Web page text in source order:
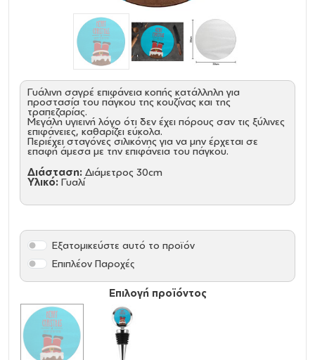
Γυάλινη σαγρέ επιφάνεια κοπής κατάλληλη για
προστασία του πάγκου της κουζίνας και της
τραπεζαρίας.
Μεγάλη υγιεινή λόγο ότι δεν έχει πόρους σαν τις ξύλινες
επιφάνειες, καθαρίζει εύκολα.
Περιέχει σταγόνες σιλικόνης για να μην έρχεται σε
επαφή άμεσα με την επιφάνεια του πάγκου.
Διάσταση: Διάμετρος 30cm
Υλικό: Γυαλί
Επιλογή προϊόντος
Εξατομικεύστε αυτό το προϊόν
Επιπλέον Παροχές